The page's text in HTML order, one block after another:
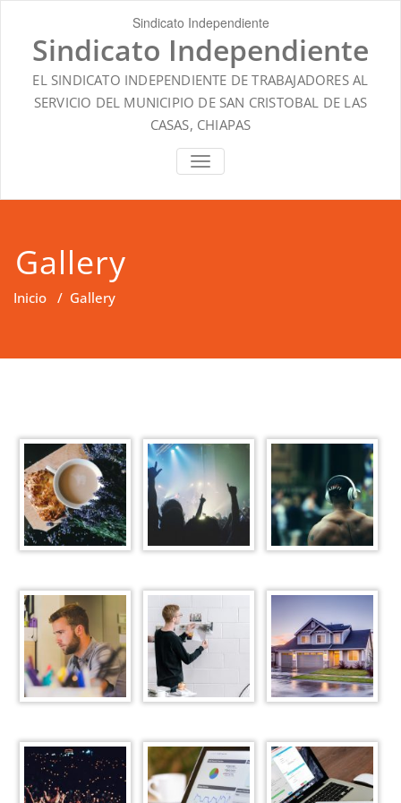
contenido
Sindicato Independiente
Sindicato Independiente
EL SINDICATO INDEPENDIENTE DE TRABAJADORES AL
SERVICIO DEL MUNICIPIO DE SAN CRISTOBAL DE LAS
CASAS, CHIAPAS
ALTERNAR
NAVEGACIÓN
Gallery
Inicio / Gallery